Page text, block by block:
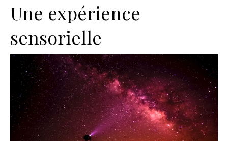
Une expérience
sensorielle